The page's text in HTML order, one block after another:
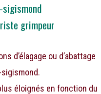
sigismond
grimpeur
d’élagage ou d’abattage
sigismond.
éloignés en fonction du